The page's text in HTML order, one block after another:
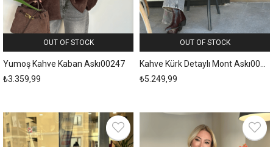
OUT OF STOCK
Yumoş Kahve Kaban Askı00247
₺3.359,99
OUT OF STOCK
₺5.249,99